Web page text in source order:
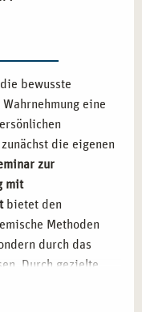
bewusste
eine
die eigenen
zur
mit
bietet den
Methoden
durch das
Durch gezielte
und